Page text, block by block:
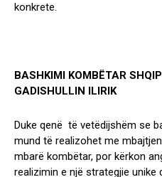
konkrete.
BASHKIMI KOMBËTAR
GADISHULLIN ILIRIK
Duke qenë të vetëdijshëm se
mund të realizohet me
mbarë kombëtar, por kërkon
realizimin e një strategjie unike